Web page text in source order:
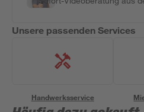
Unsere passenden Services
Handwerksservice